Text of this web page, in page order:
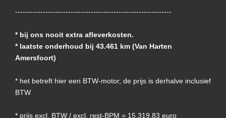
--------------------------------------------------------------
* bij ons nooit extra afleverkosten.
* laatste onderhoud bij 43.461 km (Van Harten
Amersfoort)
* het betreft hier een BTW-motor, de prijs is derhalve inclusief
BTW
* prijs excl. BTW / excl. rest-BPM = 15.319,83 euro